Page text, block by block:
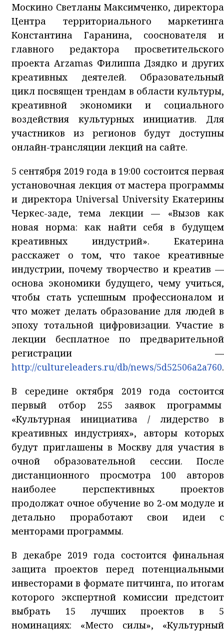
Москино Светланы Максимченко, директора
Центра территориального маркетинга
Константина Гаранина, сооснователя и
главного редактора просветительского
проекта Arzamas Филиппа Дзядко и других
креативных деятелей. Образовательный
цикл посвящен трендам в области культуры,
креативной экономики и социального
воздействия культурных инициатив. Для
участников из регионов будут доступны
онлайн-трансляции лекций на сайте.
5 сентября 2019 года в 19:00 состоится первая
установочная лекция от мастера программы
и директора Universal University Екатерины
Черкес-заде, тема лекции — «Вызов как
новая норма: как найти себя в будущем
креативных индустрий». Екатерина
расскажет о том, что такое креативные
индустрии, почему творчество и креатив —
основа экономики будущего, чему учиться,
чтобы стать успешным профессионалом и
что может делать образование для людей в
эпоху тотальной цифровизации. Участие в
лекции бесплатное по предварительной
регистрации —
http://cultureleaders.ru/db/news/5d52506a2a760.
В середине октября 2019 года состоится
первый отбор 255 заявок программы
«Культурная инициатива / лидерство в
креативных индустриях», авторы которых
будут приглашены в Москву для участия в
очной образовательной сессии. После
дистанционного просмотра 100 авторов
наиболее перспективных проектов
продолжат очное обучение во 2-ом модуле и
детально проработают свои идеи с
менторами программы.
В декабре 2019 года состоится финальная
защита проектов перед потенциальными
инвесторами в формате питчинга, по итогам
которого экспертной комиссии предстоит
выбрать 15 лучших проектов в 5
номинациях: «Место силы», «Культурный